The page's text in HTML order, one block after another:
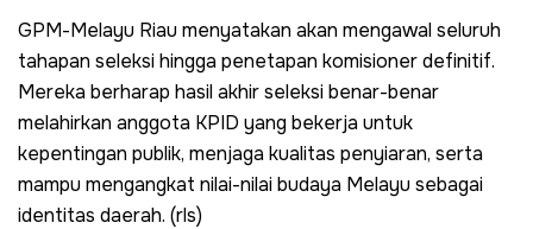
GPM-Melayu Riau menyatakan akan mengawal seluruh
tahapan seleksi hingga penetapan komisioner definitif.
Mereka berharap hasil akhir seleksi benar-benar
melahirkan anggota KPID yang bekerja untuk
kepentingan publik, menjaga kualitas penyiaran, serta
mampu mengangkat nilai-nilai budaya Melayu sebagai
identitas daerah. (rls)